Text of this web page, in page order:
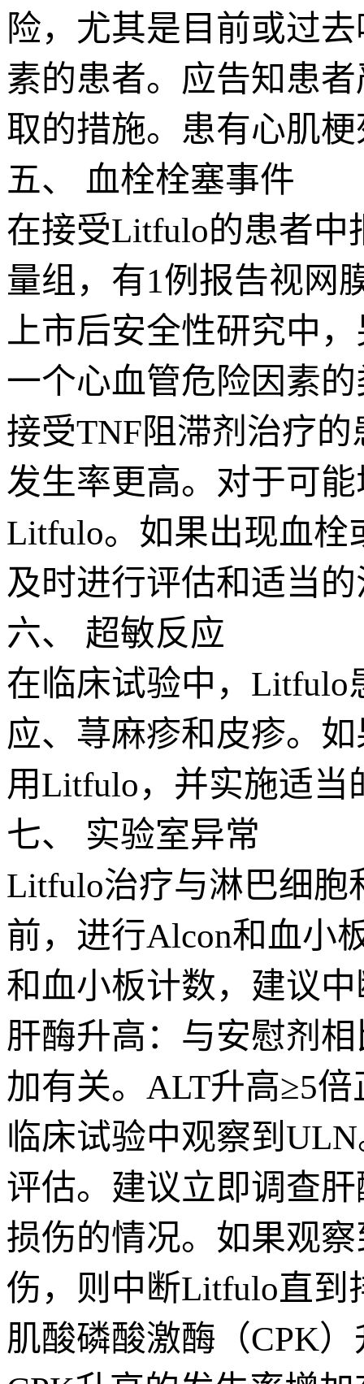
险，尤其是目前或过
素的患者。应告知患
取的措施。患有心肌
五、 血栓栓塞事件
在接受Litfulo的患者中
量组，有1例报告视网
上市后安全性研究中
一个心血管危险因素
接受TNF阻滞剂治疗
发生率更高。对于可
Litfulo。如果出现血栓
及时进行评估和适当
六、 超敏反应
在临床试验中，Litfulo
应、荨麻疹和皮疹。
用Litfulo，并实施适当
七、 实验室异常
Litfulo治疗与淋巴细胞
前，进行Alcon和血小
和血小板计数，建议
肝酶升高：与安慰剂
加有关。ALT升高≥5
临床试验中观察到
评估。建议立即调查
损伤的情况。如果观
伤，则中断Litfulo直到
肌酸磷酸激酶（CPK